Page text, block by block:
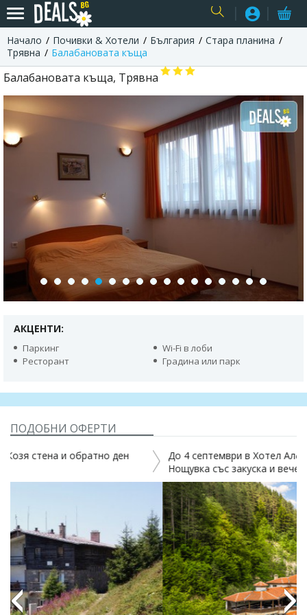
USER
Начало Почивки & Хотели България
Стара планина
Трявна
Балабановата къща
Балабановата къща, Трявна
АКЦЕНТИ:
Паркинг
Wi-Fi в лоби
Ресторант
Градина или парк
ПОДОБНИ ОФЕРТИ
До 4 септември в Хотел Алфарезорт Палас Чифлика, 4*!
Нощувка със закуска и вечеря,басейни